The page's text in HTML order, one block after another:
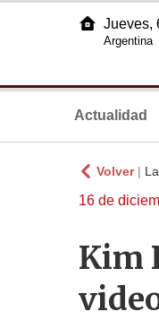
Jueves,
Argentina
Actualidad
Volver|
16 de
Kim